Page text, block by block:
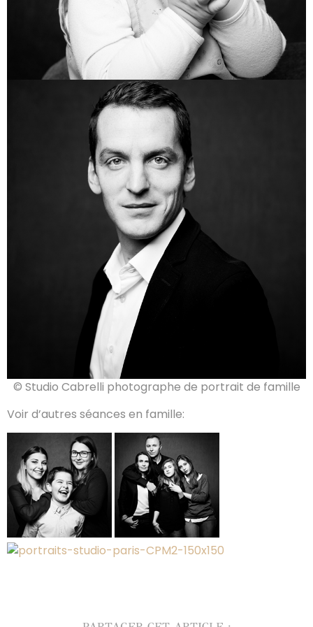
© Studio Cabrelli photographe de portrait de famille
Voir d’autres séances en famille: